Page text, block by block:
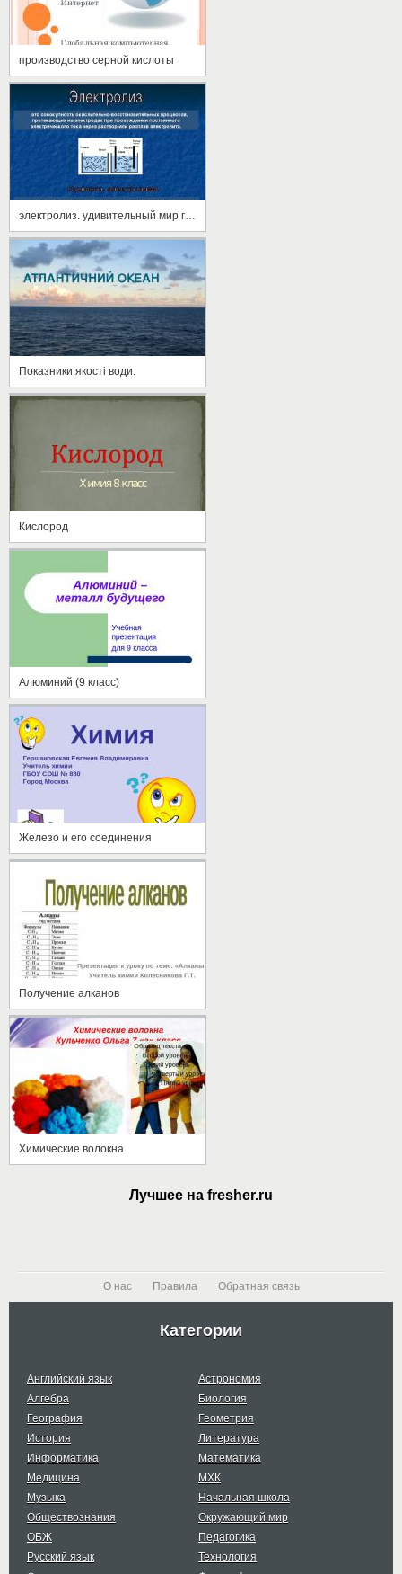
производство серной кислоты
Показники якості води.
Кислород
Алюминий (9 класс)
Железо и его соединения
Получение алканов
Химические волокна
Лучшее на fresher.ru
О нас Правила Обратная связь
Категории
Английский язык
Астрономия
Алгебра
Биология
География
Геометрия
История
Литература
Информатика
Математика
Медицина
МХК
Музыка
Начальная школа
Обществознания
Окружающий мир
ОБЖ
Педагогика
Русский язык
Технология